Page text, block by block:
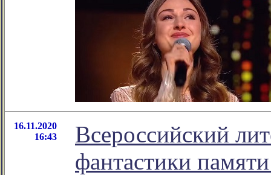
16.11.2020
16:43
Всероссийский
фантастики